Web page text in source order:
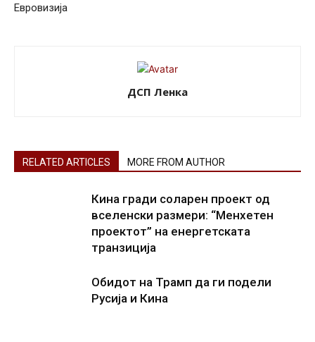
Евровизија
ДСП Ленка
RELATED ARTICLES MORE FROM AUTHOR
Кина гради соларен проект од
вселенски размери: “Менхетен
проектот” на енергетската
транзиција
Обидот на Трамп да ги подели
Русија и Кина